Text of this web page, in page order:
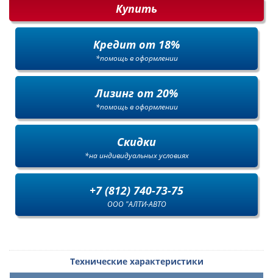
Купить
Кредит от 18%
*помощь в оформлении
Лизинг от 20%
*помощь в оформлении
Скидки
*на индивидуальных условиях
+7 (812) 740-73-75
ООО "АЛТИ-АВТО
Технические характеристики